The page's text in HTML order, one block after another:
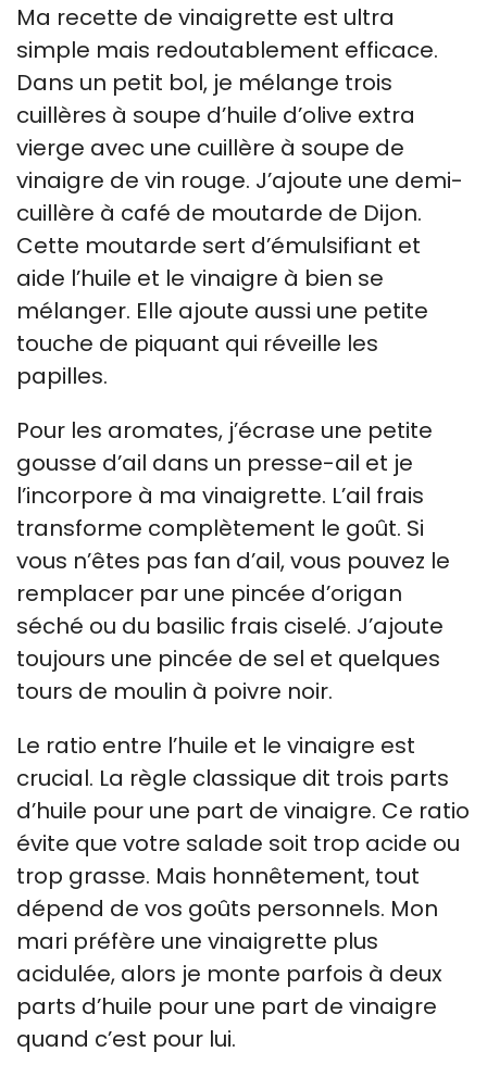
Ma recette de vinaigrette est ultra
simple mais redoutablement efficace.
Dans un petit bol, je mélange trois
cuillères à soupe d’huile d’olive extra
vierge avec une cuillère à soupe de
vinaigre de vin rouge. J’ajoute une demi-
cuillère à café de moutarde de Dijon.
Cette moutarde sert d’émulsifiant et
aide l’huile et le vinaigre à bien se
mélanger. Elle ajoute aussi une petite
touche de piquant qui réveille les
papilles.
Pour les aromates, j’écrase une petite
gousse d’ail dans un presse-ail et je
l’incorpore à ma vinaigrette. L’ail frais
transforme complètement le goût. Si
vous n’êtes pas fan d’ail, vous pouvez le
remplacer par une pincée d’origan
séché ou du basilic frais ciselé. J’ajoute
toujours une pincée de sel et quelques
tours de moulin à poivre noir.
Le ratio entre l’huile et le vinaigre est
crucial. La règle classique dit trois parts
d’huile pour une part de vinaigre. Ce ratio
évite que votre salade soit trop acide ou
trop grasse. Mais honnêtement, tout
dépend de vos goûts personnels. Mon
mari préfère une vinaigrette plus
acidulée, alors je monte parfois à deux
parts d’huile pour une part de vinaigre
quand c’est pour lui.